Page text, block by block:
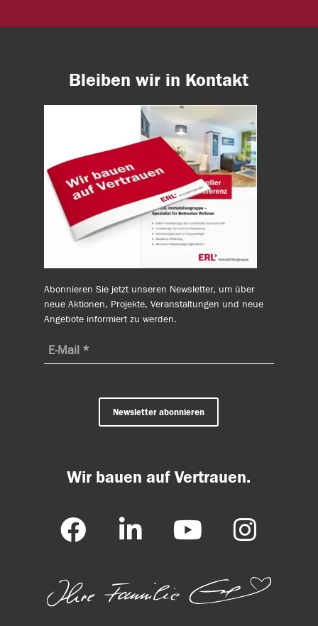
Bleiben wir in Kontakt
Abonnieren Sie jetzt unseren Newsletter, um über
neue Aktionen, Projekte, Veranstaltungen und neue
Angebote informiert zu werden.
Newsletter abonnieren
Wir bauen auf Vertrauen.